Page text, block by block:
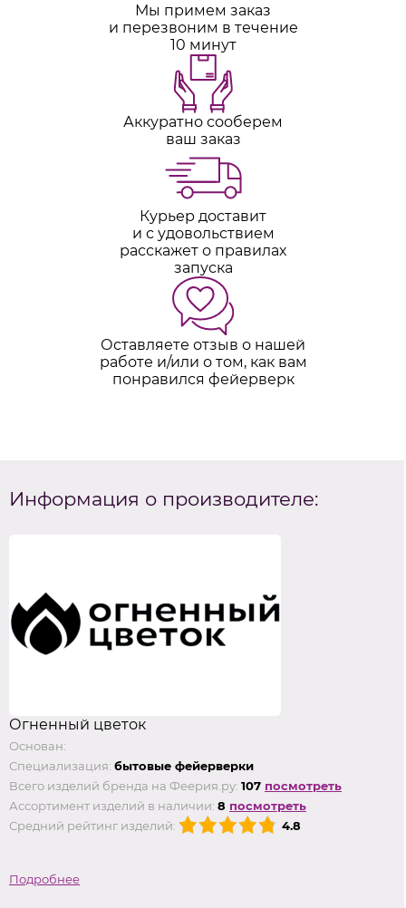
Мы примем заказ
и перезвоним в течение
10 минут
Аккуратно сооберем
ваш заказ
Курьер доставит
и с удовольствием
расскажет о правилах
запуска
Оставляете отзыв о нашей
работе и/или о том, как вам
понравился фейерверк
Информация о производителе:
Огненный цветок
Основан:
Специализация: бытовые фейерверки
Всего изделий бренда на Феерия.ру: 107 посмотреть
Ассортимент изделий в наличии: 8 посмотреть
Средний рейтинг изделий:
4.8
Подробнее